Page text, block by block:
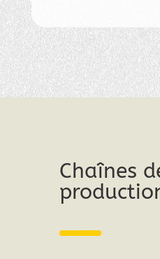
Chaînes